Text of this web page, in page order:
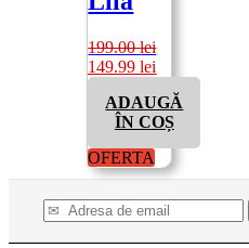
199.00lei
Prețul
inițial
fost:
199.00 lei.
149.99lei
este:
149.99 lei.
ADAUGĂ
ÎN COȘ
OFERTA